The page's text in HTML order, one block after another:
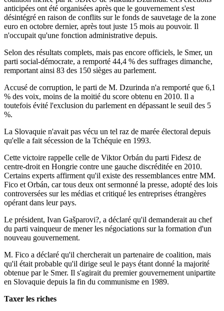
anticipées ont été organisées après que le gouvernement s'est
désintégré en raison de conflits sur le fonds de sauvetage de la zone
euro en octobre dernier, après tout juste 15 mois au pouvoir. Il
n'occupait qu'une fonction administrative depuis.
Selon des résultats complets, mais pas encore officiels, le Smer, un
parti social-démocrate, a remporté 44,4 % des suffrages dimanche,
remportant ainsi 83 des 150 sièges au parlement.
Accusé de corruption, le parti de M. Dzurinda n'a remporté que 6,1
% des voix, moins de la moitié du score obtenu en 2010. Il a
toutefois évité l'exclusion du parlement en dépassant le seuil des 5
%.
La Slovaquie n'avait pas vécu un tel raz de marée électoral depuis
qu'elle a fait sécession de la Tchéquie en 1993.
Cette victoire rappelle celle de Viktor Orbán du parti Fidesz de
centre-droit en Hongrie contre une gauche discréditée en 2010.
Certains experts affirment qu'il existe des ressemblances entre MM.
Fico et Orbán, car tous deux ont sermonné la presse, adopté des lois
controversées sur les médias et critiqué les entreprises étrangères
opérant dans leur pays.
Le président, Ivan Gašparovi?, a déclaré qu'il demanderait au chef
du parti vainqueur de mener les négociations sur la formation d'un
nouveau gouvernement.
M. Fico a déclaré qu'il chercherait un partenaire de coalition, mais
qu'il était probable qu'il dirige seul le pays étant donné la majorité
obtenue par le Smer. Il s'agirait du premier gouvernement unipartite
en Slovaquie depuis la fin du communisme en 1989.
Taxer les riches